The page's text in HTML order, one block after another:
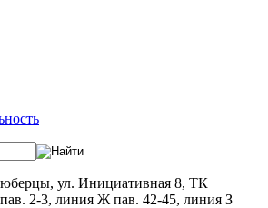
ул. Инициативная 8, ТК
2-3, линия Ж пав. 42-45, линия З